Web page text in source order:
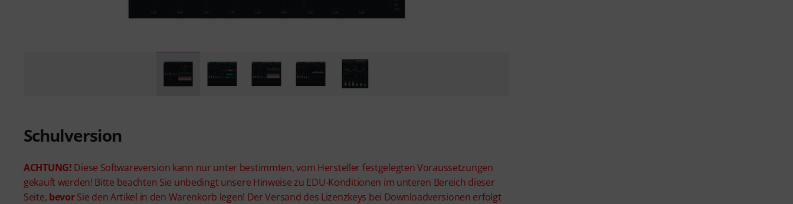
Schulversion
ACHTUNG! Diese Softwareversion kann nur unter bestimmten, vom Hersteller festgelegten Voraussetzungen
gekauft werden! Bitte beachten Sie unbedingt unsere Hinweise zu EDU-Konditionen im unteren Bereich dieser
Seite, bevorSie den Artikel in den Warenkorb legen! Der Versand des Lizenzkeys bei Downloadversionen erfolgt